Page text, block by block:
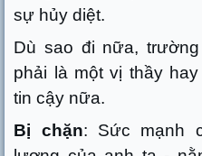
sự hủy diệt.
Dù sao đi nữa,
phải là một vị thầy
tin cậy nữa.
Bị chặn: Sức mạnh